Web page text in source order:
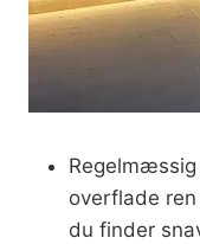
overflade
du finder